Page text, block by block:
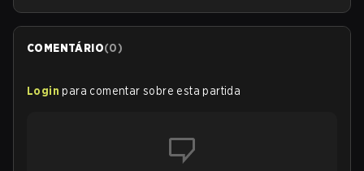
COMENTÁRIO(0)
Login para comentar sobre esta partida